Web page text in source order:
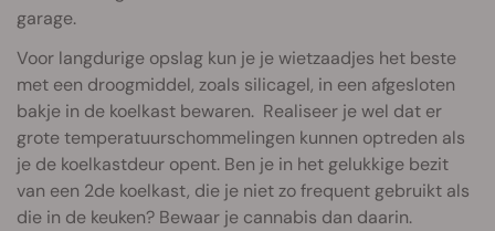
garage.
Voor langdurige opslag kun je je wietzaadjes het beste
met een droogmiddel, zoals silicagel, in een afgesloten
bakje in de koelkast bewaren. Realiseer je wel dat er
grote temperatuurschommelingen kunnen optreden als
je de koelkastdeur opent. Ben je in het gelukkige bezit
van een 2de koelkast, die je niet zo frequent gebruikt als
die in de keuken? Bewaar je cannabis dan daarin.